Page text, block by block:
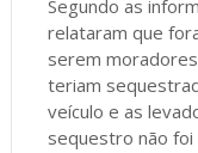
Segundo as
relataram que
serem
teriam
veículo e as
sequestro não foi